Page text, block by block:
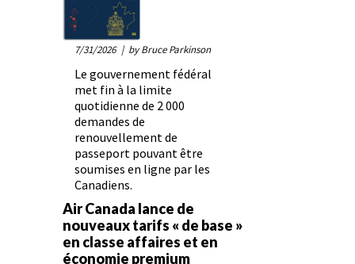
7/31/2026 | by Bruce Parkinson
Le gouvernement fédéral
met fin à la limite
quotidienne de 2 000
demandes de
renouvellement de
passeport pouvant être
soumises en ligne par les
Canadiens.
Air Canada lance de
nouveaux tarifs « de base »
en classe affaires et en
économie premium